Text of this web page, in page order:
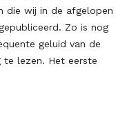
die wij in de afgelopen
Zo is nog
geluid van de
te lezen. Het eerste